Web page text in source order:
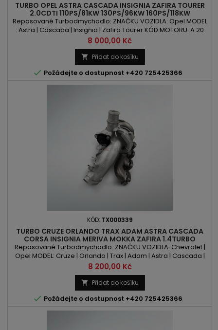
TURBO OPEL ASTRA CASCADA INSIGNIA ZAFIRA TOURER
2.0CDTI 110PS/81KW 130PS/96KW 160PS/118KW
165PS/121KW
Repasované Turbodmychadlo: ZNAČKU VOZIDLA: Opel MODEL
: Astra | Cascada | Insignia | Zafira Tourer KÓD MOTORU: A 20
DTC | A 20 DTH | A 20 DTJ | Z 20 DTJ | Y 20 DTJ OBSAH: A 20 DTC |
A 20 DTH | A 20 DTJ | Z 20 DTJ | Y 20 DTJ VÝKON: 110PS/81kW |
130PS/96kW | 160PS/118kW | 165PS/121kW ROK VÝROBY: 2008 -
Cena
8 000,00 Kč
 Přidat do košíku
 Požádejte o dostupnost +420 725425366
KÓD: TX000339
TURBO CRUZE ORLANDO TRAX ADAM ASTRA CASCADA
CORSA INSIGNIA MERIVA MOKKA ZAFIRA 1.4TURBO
100PS/120PS/140PS/150PS
Repasované Turbodmychadlo: ZNAČKU VOZIDLA: Chevrolet |
Opel MODEL: Cruze | Orlando | Trax | Adam | Astra | Cascada |
Corsa | Insignia | Meriva | Mokka | Zafira KÓD MOTORU: A14NEL |
A14NET | B14NEH | B14NEJ OBSAH: 1364ccm 1.4 Turbo VÝKON:
100PS/74kW | 120PS/88kW | 140PS/103kW | 150PS/110kW ROK
VÝROBY: 2010 -
Cena
8 200,00 Kč
 Přidat do košíku
 Požádejte o dostupnost +420 725425366